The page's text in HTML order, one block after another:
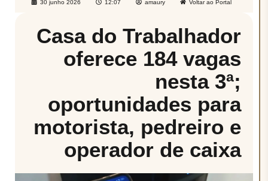
30 junho 2026 12:07 amaury Voltar ao Portal
Casa do Trabalhador
oferece 184 vagas
nesta 3ª;
oportunidades para
motorista, pedreiro e
operador de caixa